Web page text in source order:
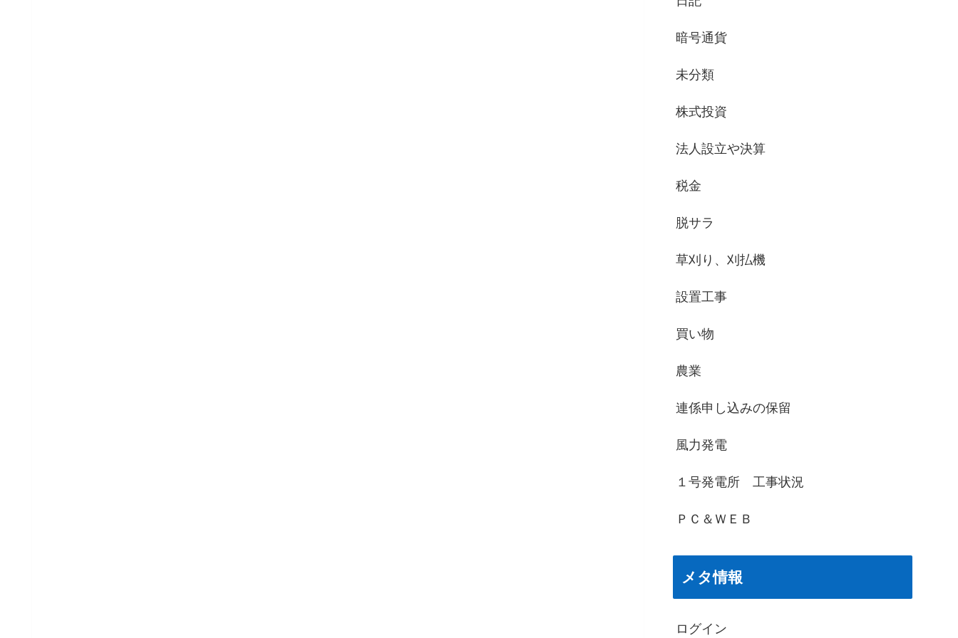
暗号通貨
未分類
株式投資
法人設立や決算
税金
脱サラ
草刈り、刈払機
設置工事
買い物
農業
連係申し込みの保留
風力発電
１号発電所 工事状況
ＰＣ＆ＷＥＢ
メタ情報
ログイン